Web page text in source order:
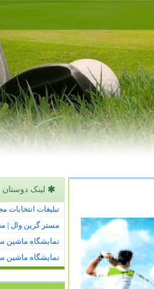
لینک
تبلیغات انتخابات
مستر گرین وال |
نمایشگاه ماشین
نمایشگاه ماشین